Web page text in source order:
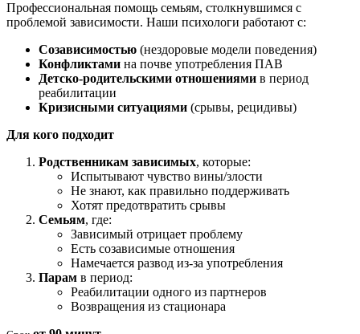
Профессиональная помощь семьям, столкнувшимся с
проблемой зависимости. Наши психологи работают с:
Созависимостью (нездоровые модели поведения)
Конфликтами на почве употребления ПАВ
Детско-родительскими отношениями в период
реабилитации
Кризисными ситуациями (срывы, рецидивы)
Для кого подходит
Родственникам зависимых, которые:
Испытывают чувство вины/злости
Не знают, как правильно поддерживать
Хотят предотвратить срывы
Семьям, где:
Зависимый отрицает проблему
Есть созависимые отношения
Намечается развод из-за употребления
Парам в период:
Реабилитации одного из партнеров
Возвращения из стационара